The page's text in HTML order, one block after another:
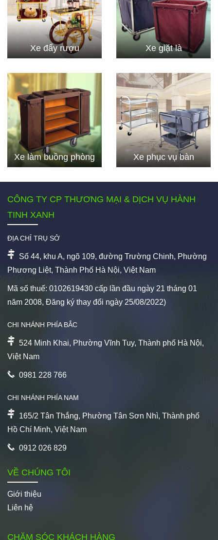
Xe đẩy rượu Xe giặt là
Xe làm buồng phòng Xe phục vụ bàn
CÔNG TY CP THƯƠNG MẠI & DỊCH VỤ HÀNH
TINH XANH
ĐỊA CHỈ TRỤ SỞ
Số 44, khu A, ngõ 109, đường Trường Chinh, Phường
Phương Liệt, Thành Phố Hà Nội, Việt Nam
Mã số thuế: 0102619430 cấp lần đầu ngày 21 tháng 01
năm 2008, Đăng ký thay đổi ngày 25/08/2022)
CHI NHÁNH PHÍA BẮC
524 Minh Khai, Phường Vĩnh Tuy, Thành phố Hà Nội,
Việt Nam
0981 228 766
CHI NHÁNH PHÍA NAM
165/2 Tân Thắng, Phường Tân Sơn Nhì, Thành phố
Hồ Chí Minh, Việt Nam
0912 026 829
VỀ CHÚNG TÔI
Giới thiệu
Liên hệ
CHĂM SÓC KHÁCH HÀNG